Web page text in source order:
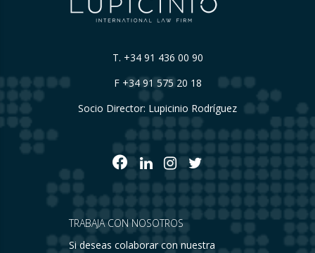
T. +34 91 436 00 90
F +34 91 575 20 18
Socio Director: Lupicinio Rodríguez
TRABAJA CON NOSOTROS
Si deseas colaborar con nuestra